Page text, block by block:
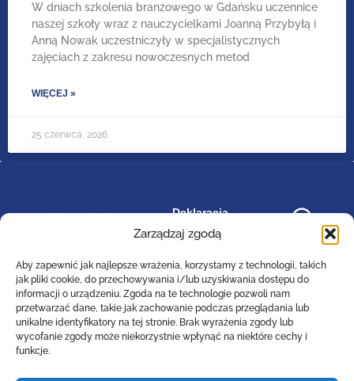
Zarządzaj zgodą
Aby zapewnić jak najlepsze wrażenia, korzystamy z technologii, takich
jak pliki cookie, do przechowywania i/lub uzyskiwania dostępu do
informacji o urządzeniu. Zgoda na te technologie pozwoli nam
przetwarzać dane, takie jak zachowanie podczas przeglądania lub
unikalne identyfikatory na tej stronie. Brak wyrażenia zgody lub
wycofanie zgody może niekorzystnie wpłynąć na niektóre cechy i
funkcje.
W dniach szkolenia branżowego w Gdańsku uczennice
naszej szkoły wraz z nauczycielkami Joanną Przybyłą i
Anną Nowak uczestniczyły w specjalistycznych
zajęciach z zakresu nowoczesnych metod
WIĘCEJ »
25 czerwca, 2026
Deklaracja
Zespół Szkół Technicznych
Centrum Kształcenia Zawodowego i Ustawicznego
w Lesznie
ul. Narutowicza 74a, 64-100 Leszno (woj. wielkopolskie)